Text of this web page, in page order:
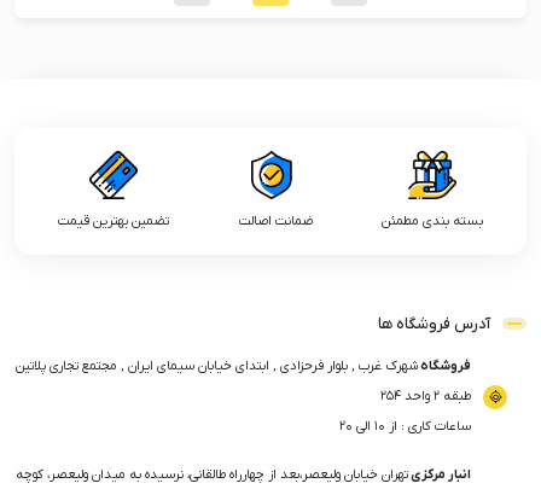
بسته بندی مطمئن ضمانت اصالت تضمین بهترین قیمت
آدرس فروشگاه ها
فروشگاهشهرک غرب , بلوار فرحزادی , ابتدای خیابان سیمای ایران , مجتمع تجاری پلاتین
طبقه ۲ واحد ۲۵۴
ساعات کاری : از ۱۰ الی ۲۰
انبار مرکزیتهران خیابان ولیعصر،بعد از چهارراه طالقانی، نرسیده به میدان ولیعصر، کوچه